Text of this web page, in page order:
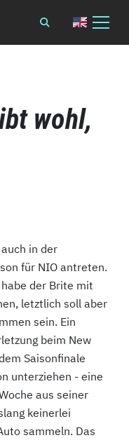
wohl,
in der
für NIO antreten.
der Brite mit
letztlich soll aber
sein. Ein
beim New
Saisonfinale
unterziehen - eine
aus seiner
keinerlei
sammeln. Das